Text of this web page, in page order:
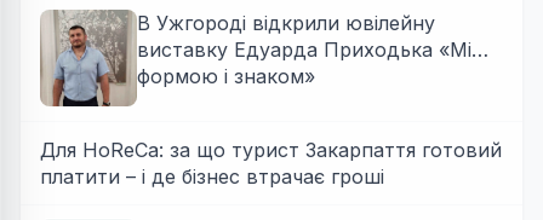
В Ужгороді відкрили ювілейну
виставку Едуарда Приходька «Між
формою і знаком»
Для HoReCa: за що турист Закарпаття готовий
платити – і де бізнес втрачає гроші